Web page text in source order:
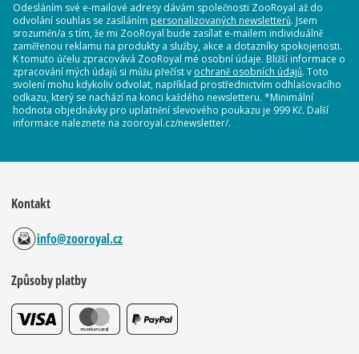
Odesláním své e-mailové adresy dávám společnosti ZooRoyal až do
odvolání souhlas se zasíláním personalizovaných newsletterů. Jsem
srozuměn/a s tím, že mi ZooRoyal bude zasílat e-mailem individuálně
zaměřenou reklamu na produkty a služby, akce a dotazníky spokojenosti.
K tomuto účelu zpracovává ZooRoyal mé osobní údaje. Bližší informace o
zpracování mých údajů si můžu přečíst v ochraně osobních údajů. Toto
svolení mohu kdykoliv odvolat, například prostřednictvím odhlašovacího
odkazu, který se nachází na konci každého newsletteru. *Minimální
hodnota objednávky pro uplatnění slevového poukazu je 999 Kč. Další
informace naleznete na zooroyal.cz/newsletter/.
Kontakt
info@zooroyal.cz
Způsoby platby